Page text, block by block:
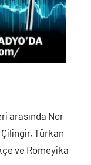
arasında Nor
Türkan
ve Romeyika